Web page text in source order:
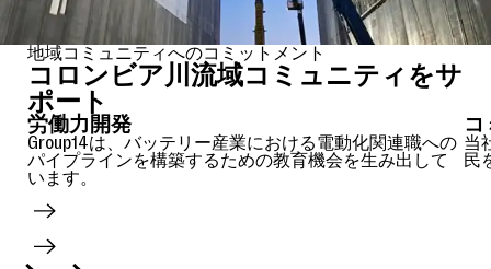
地域コミュニティへのコミットメント
コロンビア川流域コミュニティをサ
ポート
労働力開発
Group14は、バッテリー産業における電動化関連職への
パイプラインを構築するための教育機会を生み出して
います。
コ
当
民